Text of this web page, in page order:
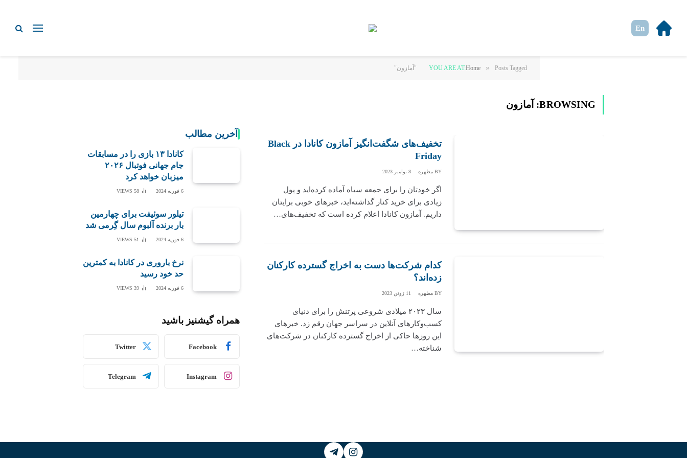
En
YOU ARE AT:Home » Posts Tagged "آمازون"
BROWSING: آمازون
تخفیف‌های شگفت‌انگیز آمازون کانادا در Black
Friday
BY مطهره 8 نوامبر 2023
اگر خودتان را برای جمعه سیاه آماده کرده‌اید و پول
زیادی برای خرید کنار گذاشته‌اید، خبرهای خوبی برایتان
داریم. آمازون کانادا اعلام کرده است که تخفیف‌های…
کدام شرکت‌ها دست به اخراج گسترده کارکنان
زده‌اند؟
BY مطهره 11 ژوئن 2023
سال ۲۰۲۳ میلادی شروعی پرتنش را برای دنیای
کسب‌وکارهای آنلاین در سراسر جهان رقم زد. خبرهای
این روزها حاکی از اخراج گسترده کارکنان در شرکت‌های
شناخته…
آخرین مطالب
کانادا ۱۳ بازی را در مسابقات
جام جهانی فوتبال ۲۰۲۶
میزبان خواهد کرد
6 فوریه 2024 58
VIEWS
تیلور سوئیفت برای چهارمین
بار برنده آلبوم سال گِرمی شد
6 فوریه 2024 51
VIEWS
نرخ باروری در کانادا به کمترین
حد خود رسید
6 فوریه 2024 39
VIEWS
همراه گیشنیز باشید
Facebook
Twitter
Instagram
Telegram
Instagram
Telegram